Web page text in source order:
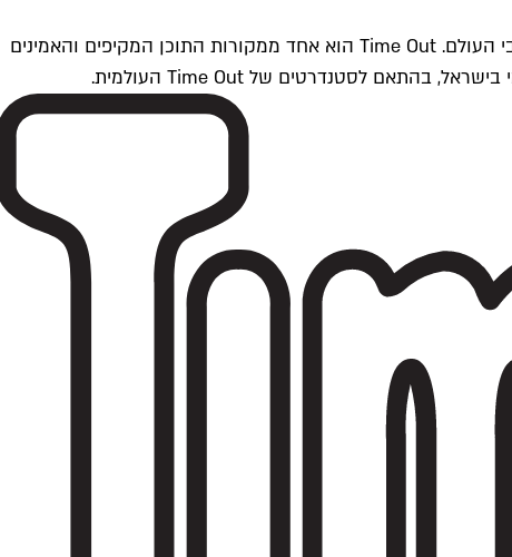
Time Outתל אביב הוא חלק מרשת Time Out Global — רשת מדיה בינלאומית הפועלת ב-360 ערים מרכזיות וב-60 מדינות ברחבי העולם. Time Out הוא אחד ממקורות התוכן המקיפים והאמינים